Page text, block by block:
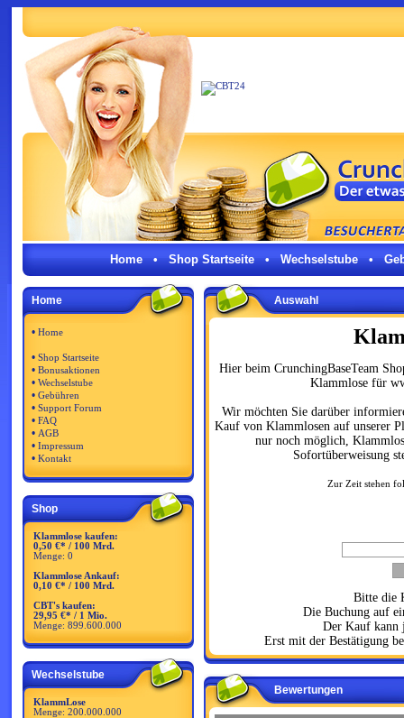
Home•Shop Startseite•Wechselstube•
Home
• Home
• Shop Startseite
• Bonusaktionen
• Wechselstube
• Gebühren
• Support Forum
• FAQ
• AGB
• Impressum
• Kontakt
Shop
Klammlose kaufen:
0,50 €* / 100 Mrd.
Menge: 0
Klammlose Ankauf:
0,10 €* / 100 Mrd.
CBT's kaufen:
29,95 €* / 1 Mio.
Menge: 899.600.000
Wechselstube
KlammLose
Menge: 200.000.000
Auswahl
Hier beim CrunchingBaseTeam
Klammlose für
Wir möchten Sie darüber
Kauf von Klammlosen auf unserer
nur noch möglich,
Sofortüberweisung
Zur Zeit stehen
Bitte die
Die Buchung auf
Der Kauf kann
Erst mit der Bestätigung
Bewertungen